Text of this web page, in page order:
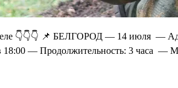
👇👇👇 📌 БЕЛГОРОД — 14 июля —
— Продолжительность: 3 часа —